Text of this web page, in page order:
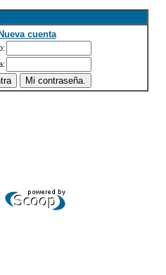
Nueva cuenta